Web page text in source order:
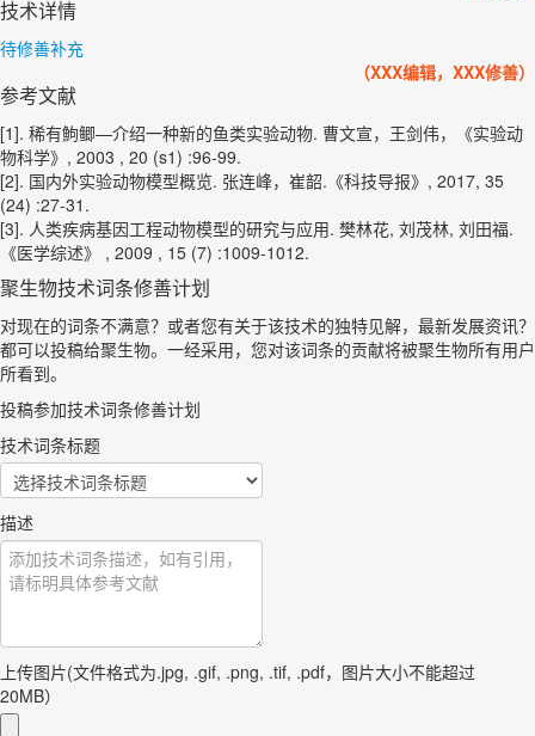
技术详情
待修善补充
（XXX编辑，XXX修善）
参考文献
[1]. 稀有鮈鲫—介绍一种新的鱼类实验动物. 曹文宣，王剑伟，《实验动
物科学》, 2003 , 20 (s1) :96-99.
[2]. 国内外实验动物模型概览. 张连峰，崔韶.《科技导报》, 2017, 35
(24) :27-31.
[3]. 人类疾病基因工程动物模型的研究与应用. 樊林花, 刘茂林, 刘田福.
《医学综述》 , 2009 , 15 (7) :1009-1012.
聚生物技术词条修善计划
对现在的词条不满意？或者您有关于该技术的独特见解，最新发展资讯？
都可以投稿给聚生物。一经采用，您对该词条的贡献将被聚生物所有用户
所看到。
投稿参加技术词条修善计划
技术词条标题
描述
上传图片(文件格式为.jpg, .gif, .png, .tif, .pdf，图片大小不能超过
20MB）